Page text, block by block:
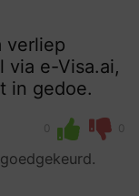
verliep
via e-Visa.ai,
in gedoe.
0 0